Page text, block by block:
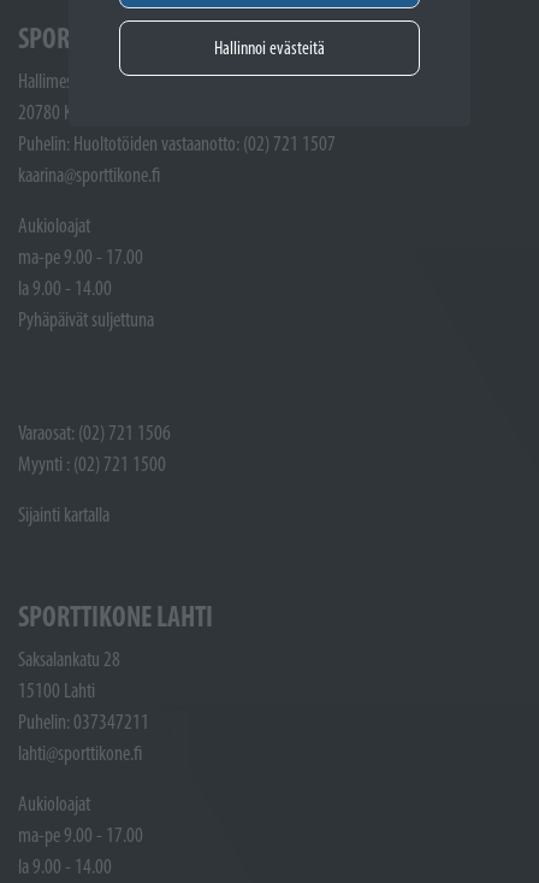
Hallinnoi evästeitä
SPORTTIKONE KAARINA
Hallimestarinkatu 4
20780 Kaarina
Puhelin: Huoltotöiden vastaanotto: (02) 721 1507
kaarina@sporttikone.fi
Aukioloajat
ma-pe 9.00 - 17.00
la 9.00 - 14.00
Pyhäpäivät suljettuna
Varaosat: (02) 721 1506
Myynti : (02) 721 1500
Sijainti kartalla
SPORTTIKONE LAHTI
Saksalankatu 28
15100 Lahti
Puhelin: 037347211
lahti@sporttikone.fi
Aukioloajat
ma-pe 9.00 - 17.00
la 9.00 - 14.00